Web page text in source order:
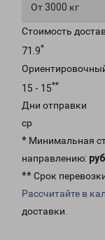
От 3000 кг
Стоимость
71.9*
15 - 15**
Дни отправки
ср
* Минимальная
направлению: руб
** Срок
Рассчитайте в
доставки.